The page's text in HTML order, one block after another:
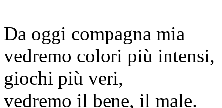
Da oggi compagna mia
vedremo colori più intensi,
giochi più veri,
vedremo il bene, il male.